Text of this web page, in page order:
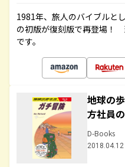
1981年、旅人のバイブルと
の初版が復刻版で再登場！
です。
地球の
方社員
D-Books
2018.04.12